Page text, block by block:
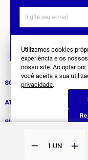
Utilizamos cookies
experiência e os
nosso site. Ao optar
você aceita a sua
privacidade.
Siga Nos
SOBRE NÓS
História
Patrocinados
ATENDIMENTO
Whatsapp
SUPORTE